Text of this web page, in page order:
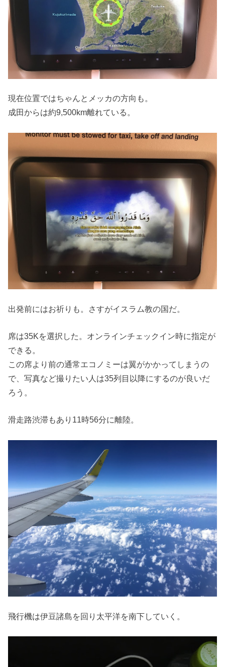
現在位置ではちゃんとメッカの方向も。
成田からは約9,500km離れている。
出発前にはお祈りも。さすがイスラム教の国だ。
席は35Kを選択した。オンラインチェックイン時に指定が
できる。
この席より前の通常エコノミーは翼がかかってしまうの
で、写真など撮りたい人は35列目以降にするのが良いだ
ろう。
滑走路渋滞もあり11時56分に離陸。
飛行機は伊豆諸島を回り太平洋を南下していく。